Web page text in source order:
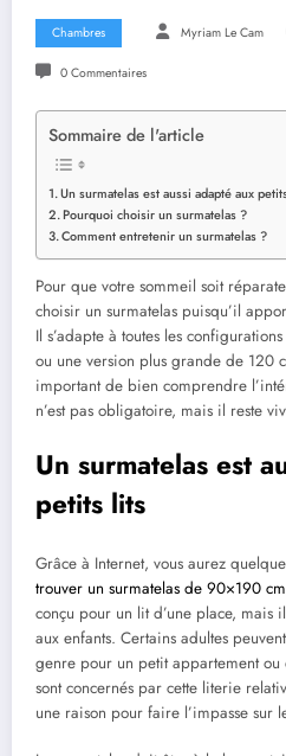
Chambres Myriam Le Cam
0 Commentaires
Sommaire de l'article
Un surmatelas est aussi adapté aux
Pourquoi choisir un surmatelas ?
Comment entretenir un surmatelas ?
Pour que votre sommeil soit
choisir un surmatelas puisqu’il
Il s’adapte à toutes les
ou une version plus grande de 120
important de bien comprendre
n’est pas obligatoire, mais il reste
Un surmatelas est
petits lits
Grâce à Internet, vous aurez
trouver un surmatelas de 90×190 cm
conçu pour un lit d’une place, mais
aux enfants. Certains adultes
genre pour un petit appartement ou
sont concernés par cette literie
une raison pour faire l’impasse sur